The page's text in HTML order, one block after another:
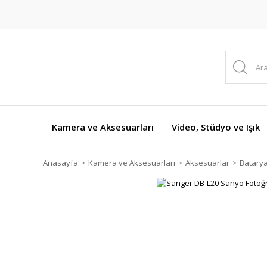
Kamera ve Aksesuarları Video, Stüdyo ve Işık
Anasayfa Kamera ve Aksesuarları Aksesuarlar